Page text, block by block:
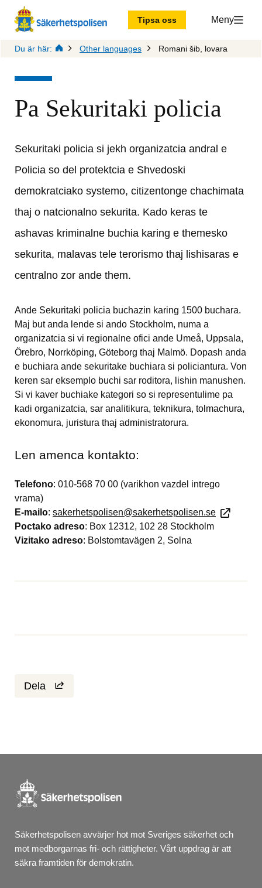
Tipsa oss Meny
Du är här: Other languages Romani šib, lovara
Pa Sekuritaki policia
Sekuritaki policia si jekh organizatcia andral e
Policia so del protektcia e Shvedoski
demokratciako systemo, citizentonge chachimata
thaj o natcionalno sekurita. Kado keras te
ashavas kriminalne buchia karing e themesko
sekurita, malavas tele terorismo thaj lishisaras e
centralno zor ande them.
Ande Sekuritaki policia buchazin karing 1500 buchara.
Maj but anda lende si ando Stockholm, numa a
organizatcia si vi regionalne ofici ande Umeå, Uppsala,
Örebro, Norrköping, Göteborg thaj Malmö. Dopash anda
e buchiara ande sekuritake buchiara si policiantura. Von
keren sar eksemplo buchi sar roditora, lishin manushen.
Si vi kaver buchiake kategori so si representulime pa
kadi organizatcia, sar analitikura, teknikura, tolmachura,
ekonomura, juristura thaj administratorura.
Len amenca kontakto:
Telefono: 010-568 70 00 (varikhon vazdel intrego
vrama)
E-mailo: sakerhetspolisen@sakerhetspolisen.se
Poctako adreso: Box 12312, 102 28 Stockholm
Vizitako adreso: Bolstomtavägen 2, Solna
Dela
Säkerhetspolisen avvärjer hot mot Sveriges säkerhet och
mot medborgarnas fri- och rättigheter. Vårt uppdrag är att
säkra framtiden för demokratin.